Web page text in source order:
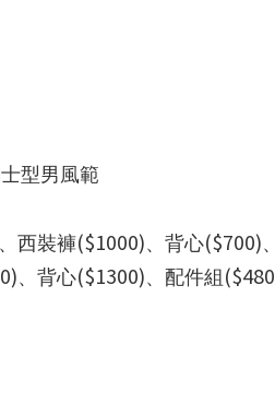
型男風範
、西裝褲($1000)、背心($700)
、背心($1300)、配件組